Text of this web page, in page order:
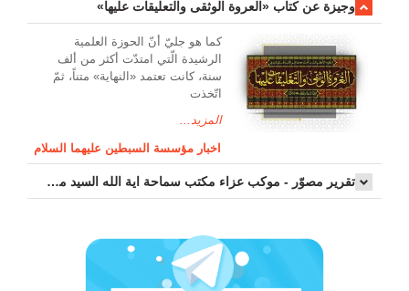
وجیزة عن کتاب «العروة الوثقی والتعلیقات علیها»
کما هو جليّ أنّ الحوزة العلمیة
الرشیدة الّتي امتدّت أكثر من ألف
سنة، كانت تعتمد «النهاية» متناً، ثمّ
اتّخذت
المزيد...
اخبار مؤسسة السبطين عليهما السلام
تقرير مصوّر - موكب عزاء مکتب سماحة اية الله السيد مرتضى الموسوي الاصفهاني في يوم إستشهاد السيدة فاطم...